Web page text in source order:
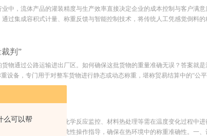
么可以帮
中，流体产品的灌装精度与生产效率直接决定企业的成本控制与客户满
过集成容积式计量、称重反馈与智能控制技术，将传统人工凭感觉倒料的
判”
物通过公路运输进出厂区。如何确保这批货物的重量准确无误？答案就
设备，专门用于对整车货物进行静态或动态称重，堪称贸易结算中的“公平
，适用于食品加热、化学反应监控、材料热处理等需在温度变化过程中
护保养等方面提供系统性操作指导，确保在热环境中的称重准确性。一、